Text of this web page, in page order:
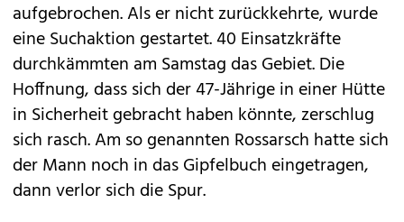
aufgebrochen. Als er nicht zurückkehrte, wurde
eine Suchaktion gestartet. 40 Einsatzkräfte
durchkämmten am Samstag das Gebiet. Die
Hoffnung, dass sich der 47-Jährige in einer Hütte
in Sicherheit gebracht haben könnte, zerschlug
sich rasch. Am so genannten Rossarsch hatte sich
der Mann noch in das Gipfelbuch eingetragen,
dann verlor sich die Spur.